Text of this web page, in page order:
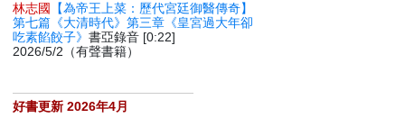
林志國
【為帝王上菜：歷代宮廷御醫傳奇】
第七篇《大清時代》第三章《皇宮過大年卻
吃素餡餃子》書亞錄音 [0:22]
2026/5/2（有聲書籍）
好書更新 2026年4月